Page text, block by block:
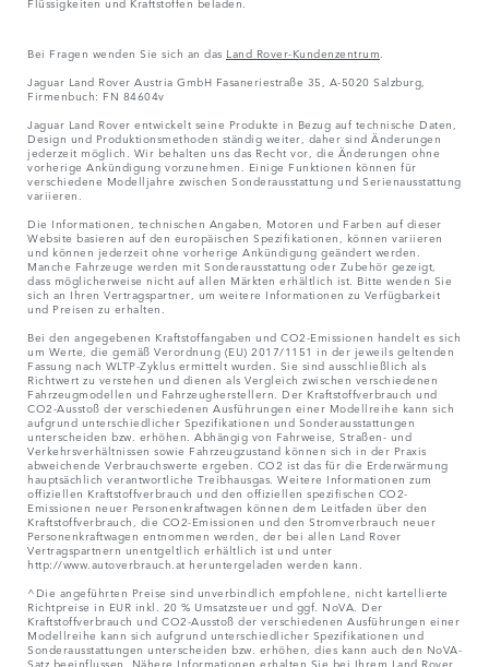
Bei Fragen wenden Sie sich an das Land Rover-Kundenzentrum.
Jaguar Land Rover Austria GmbH Fasaneriestraße 35, A-5020 Salzburg,
Firmenbuch: FN 84604v
Jaguar Land Rover entwickelt seine Produkte in Bezug auf technische Daten,
Design und Produktionsmethoden ständig weiter, daher sind Änderungen
jederzeit möglich. Wir behalten uns das Recht vor, die Änderungen ohne
vorherige Ankündigung vorzunehmen. Einige Funktionen können für
verschiedene Modelljahre zwischen Sonderausstattung und Serienausstattung
variieren.
Die Informationen, technischen Angaben, Motoren und Farben auf dieser
Website basieren auf den europäischen Spezifikationen, können variieren
und können jederzeit ohne vorherige Ankündigung geändert werden.
Manche Fahrzeuge werden mit Sonderausstattung oder Zubehör gezeigt,
dass möglicherweise nicht auf allen Märkten erhältlich ist. Bitte wenden Sie
sich an Ihren Vertragspartner, um weitere Informationen zu Verfügbarkeit
und Preisen zu erhalten.
Bei den angegebenen Kraftstoffangaben und CO2-Emissionen handelt es sich
um Werte, die gemäß Verordnung (EU) 2017/1151 in der jeweils geltenden
Fassung nach WLTP-Zyklus ermittelt wurden. Sie sind ausschließlich als
Richtwert zu verstehen und dienen als Vergleich zwischen verschiedenen
Fahrzeugmodellen und Fahrzeugherstellern. Der Kraftstoffverbrauch und
CO2-Ausstoß der verschiedenen Ausführungen einer Modellreihe kann sich
aufgrund unterschiedlicher Spezifikationen und Sonderausstattungen
unterscheiden bzw. erhöhen. Abhängig von Fahrweise, Straßen- und
Verkehrsverhältnissen sowie Fahrzeugzustand können sich in der Praxis
abweichende Verbrauchswerte ergeben. CO2 ist das für die Erderwärmung
hauptsächlich verantwortliche Treibhausgas. Weitere Informationen zum
offiziellen Kraftstoffverbrauch und den offiziellen spezifischen CO2-
Emissionen neuer Personenkraftwagen können dem Leitfaden über den
Kraftstoffverbrauch, die CO2-Emissionen und den Stromverbrauch neuer
Personenkraftwagen entnommen werden, der bei allen Land Rover
Vertragspartnern unentgeltlich erhältlich ist und unter
http://www.autoverbrauch.at heruntergeladen werden kann.
^Die angeführten Preise sind unverbindlich empfohlene, nicht kartellierte
Richtpreise in EUR inkl. 20 % Umsatzsteuer und ggf. NoVA. Der
Kraftstoffverbrauch und CO2-Ausstoß der verschiedenen Ausführungen einer
Modellreihe kann sich aufgrund unterschiedlicher Spezifikationen und
Sonderausstattungen unterscheiden bzw. erhöhen, dies kann auch den NoVA-
Satz beeinflussen. Nähere Informationen erhalten Sie bei Ihrem Land Rover